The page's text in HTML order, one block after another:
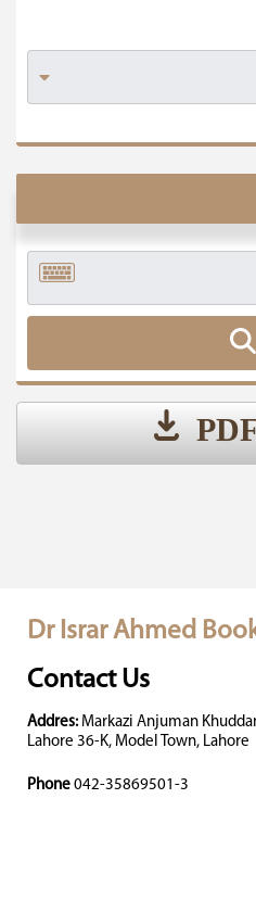
Dr Israr Ahmed
Contact Us
Addres: Markazi Anjuman
Lahore 36-K, Model Town, Lahore
Phone 042-35869501-3